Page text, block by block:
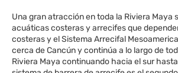
Una gran atracción en toda la Riviera Maya
acuáticas costeras y arrecifes que
costeras y el Sistema Arrecifal
cerca de Cancún y continúa a lo largo de
Riviera Maya continuando hacia el sur